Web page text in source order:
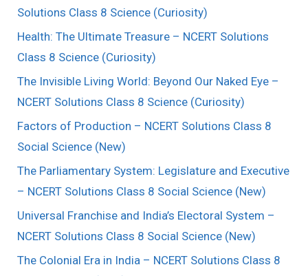
Solutions Class 8 Science (Curiosity)
Health: The Ultimate Treasure – NCERT Solutions
Class 8 Science (Curiosity)
The Invisible Living World: Beyond Our Naked Eye –
NCERT Solutions Class 8 Science (Curiosity)
Factors of Production – NCERT Solutions Class 8
Social Science (New)
The Parliamentary System: Legislature and Executive
– NCERT Solutions Class 8 Social Science (New)
Universal Franchise and India’s Electoral System –
NCERT Solutions Class 8 Social Science (New)
The Colonial Era in India – NCERT Solutions Class 8